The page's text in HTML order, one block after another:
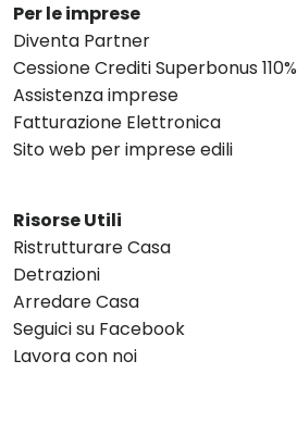
Per le imprese
Diventa Partner
Cessione Crediti Superbonus 110%
Assistenza imprese
Fatturazione Elettronica
Sito web per imprese edili
Risorse Utili
Ristrutturare Casa
Detrazioni
Arredare Casa
Seguici su Facebook
Lavora con noi